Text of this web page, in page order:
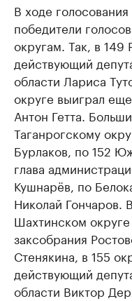
В ходе
победители
округам. Так, в 149
действующий
области Лариса
округе выиграл
Антон Гетта.
Таганрогскому
Бурлаков, по 152
глава
Кушнарёв, по
Николай Гончаров.
Шахтинском
заксобрания
Стенякина, в 155
действующий
области Виктор